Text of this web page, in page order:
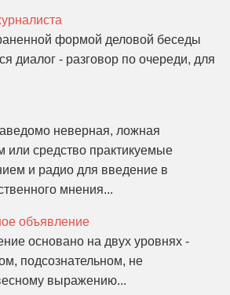
формой деловой беседы
диалог - разговор по очереди, для
неверная, ложная
средство практикуемые
и радио для введение в
мнения...
объявление
основано на двух уровнях -
подсознательном, не
выражению...